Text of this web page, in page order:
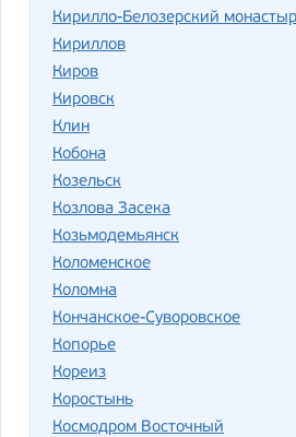
Кирилло-Белозерский
Кириллов
Киров
Кировск
Клин
Кобона
Козельск
Козлова Засека
Козьмодемьянск
Коломенское
Коломна
Кончанское-Суворовское
Копорье
Кореиз
Коростынь
Космодром Восточный